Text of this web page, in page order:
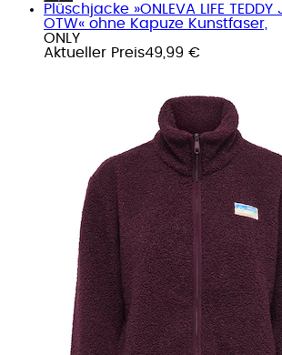
Plüschjacke »ONLEVA LIFE TEDDY
OTW« ohne Kapuze Kunstfaser,
ONLY
Aktueller Preis49,99 €